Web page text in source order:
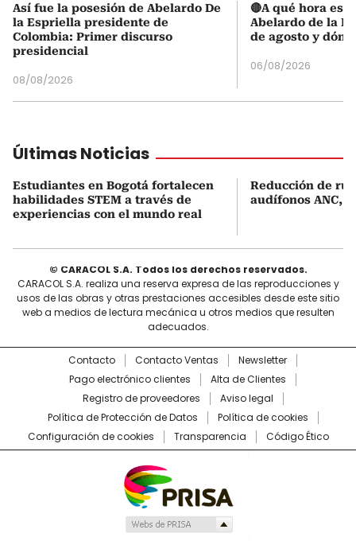
Así fue la posesión de Abelardo De
la Espriella presidente de
Colombia: Primer discurso
presidencial
08/08/2026
🔴A qué hora es
Abelardo de la
de agosto y
06/08/2026
Últimas Noticias
Estudiantes en Bogotá fortalecen
habilidades STEM a través de
experiencias con el mundo real
Reducción de
audífonos ANC,
© CARACOL S.A. Todos los derechos reservados.
CARACOL S.A. realiza una reserva expresa de las reproducciones y
usos de las obras y otras prestaciones accesibles desde este sitio
web a medios de lectura mecánica u otros medios que resulten
adecuados.
Contacto Contacto Ventas
Newsletter
Pago electrónico clientes
Alta de Clientes
Registro de proveedores
Aviso legal
Política de Protección de Datos
Política de cookies
Configuración de cookies
Transparencia Código Ético